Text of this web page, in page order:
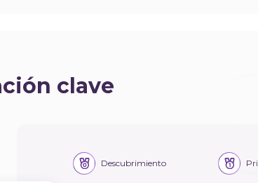
clave
Descubrimiento